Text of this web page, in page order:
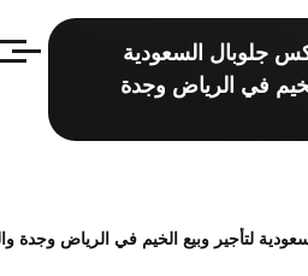
جلوبال السعودية
في الرياض وجدة
لتأجير وبيع الخيم في الرياض وجدة